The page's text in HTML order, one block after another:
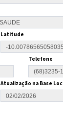
Latitude
Telefone
Atualização na Base